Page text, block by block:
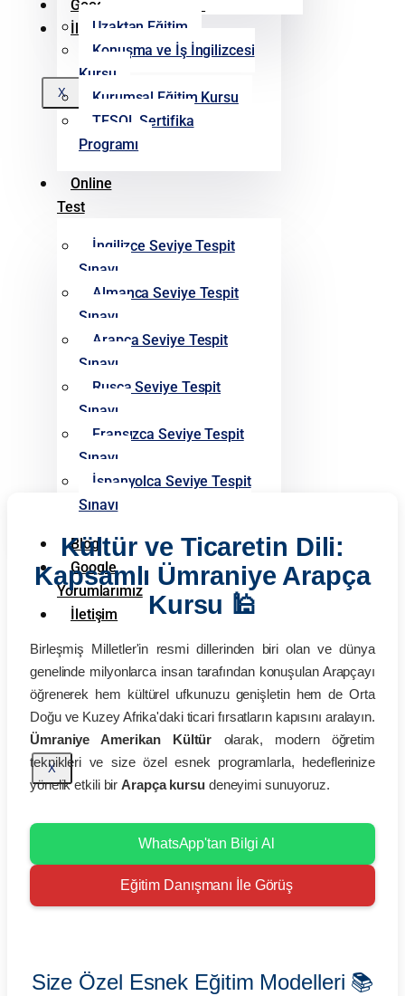
Google Yorumlarımız
İletişim
X
Uzaktan Eğitim
Konuşma ve İş İngilizcesi
Kursu
Kurumsal Eğitim Kursu
TESOL Sertifika
Programı
Online
Test
İngilizce Seviye Tespit
Sınavı
Almanca Seviye Tespit
Sınavı
Arapça Seviye Tespit
Sınavı
Rusça Seviye Tespit
Sınavı
Fransızca Seviye Tespit
Sınavı
İspanyolca Seviye Tespit
Sınavı
Blog
Google
Yorumlarımız
İletişim
X
Kültür ve Ticaretin Dili:
Kapsamlı Ümraniye Arapça
Kursu 🕌
Birleşmiş Milletler'in resmi dillerinden biri olan ve dünya
genelinde milyonlarca insan tarafından konuşulan Arapçayı
öğrenerek hem kültürel ufkunuzu genişletin hem de Orta
Doğu ve Kuzey Afrika'daki ticari fırsatların kapısını aralayın.
Ümraniye Amerikan Kültür olarak, modern öğretim
teknikleri ve size özel esnek programlarla, hedeflerinize
yönelik etkili birArapça kursudeneyimi sunuyoruz.
WhatsApp'tan Bilgi Al
Eğitim Danışmanı İle Görüş
Size Özel Esnek Eğitim Modelleri 📚